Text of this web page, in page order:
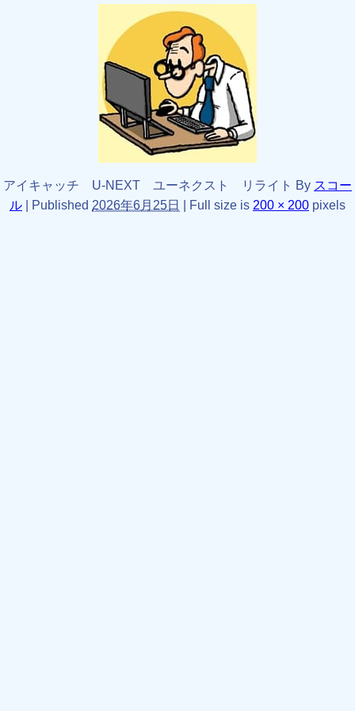
アイキャッチ U-NEXT ユーネクスト リライト By スコー
ル
Published 2026年6月25日 Full size is 200 × 200 pixels